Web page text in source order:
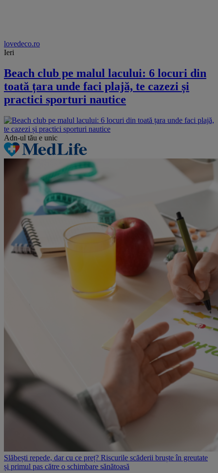
lovedeco.ro
Ieri
Beach club pe malul lacului: 6 locuri din
toată țara unde faci plajă, te cazezi și
practici sporturi nautice
Adn-ul tău e unic
Slăbești repede, dar cu ce preț? Riscurile scăderii bruște în greutate
și primul pas către o schimbare sănătoasă